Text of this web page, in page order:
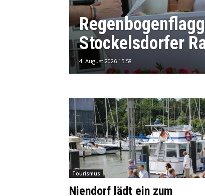
Stockelsdorfer
4. August 2026 15:58
Tourismus
Niendorf lädt ein zum